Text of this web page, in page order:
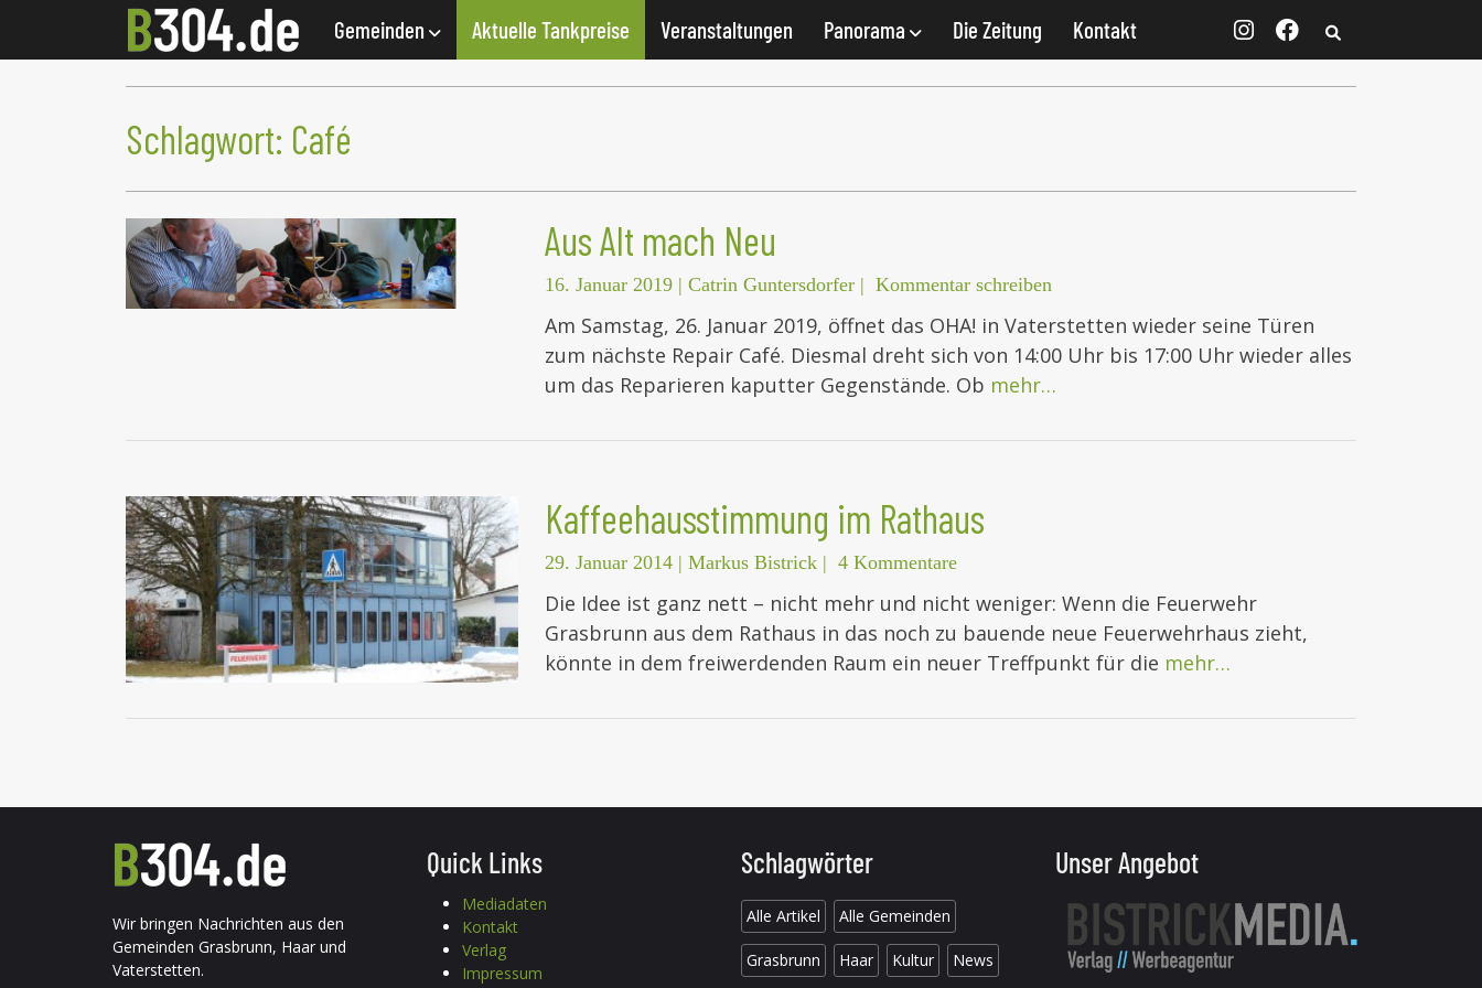
Gemeinden Aktuelle Tankpreise Veranstaltungen Panorama Die Zeitung Kontakt
Schlagwort: Café
Aus Alt mach Neu
16. Januar 2019 | Catrin Guntersdorfer | Kommentar schreiben
Am Samstag, 26. Januar 2019, öffnet das OHA! in Vaterstetten wieder seine Türen
zum nächste Repair Café. Diesmal dreht sich von 14:00 Uhr bis 17:00 Uhr wieder alles
um das Reparieren kaputter Gegenstände. Ob mehr…
Kaffeehausstimmung im Rathaus
29. Januar 2014 | Markus Bistrick | 4 Kommentare
Die Idee ist ganz nett – nicht mehr und nicht weniger: Wenn die Feuerwehr
Grasbrunn aus dem Rathaus in das noch zu bauende neue Feuerwehrhaus zieht,
könnte in dem freiwerdenden Raum ein neuer Treffpunkt für die mehr…
Wir bringen Nachrichten aus den
Gemeinden Grasbrunn, Haar und
Vaterstetten.
Quick Links
Mediadaten
Kontakt
Verlag
Impressum
Schlagwörter
Alle Artikel Alle Gemeinden
Grasbrunn Haar Kultur News
Unser Angebot